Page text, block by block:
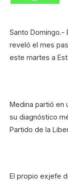
Santo Domingo.-
reveló el mes
este martes a
Medina partió en
su diagnóstico
Partido de la
El propio exjefe